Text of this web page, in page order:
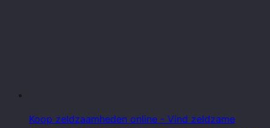
Koop zeldzaamheden online - Vind zeldzame